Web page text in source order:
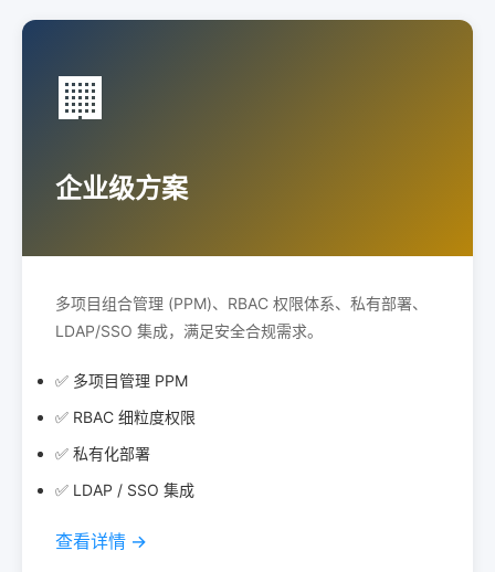
🏢
企业级方案
多项目组合管理 (PPM)、RBAC 权限体系、私有部署、
LDAP/SSO 集成，满足安全合规需求。
✅ 多项目管理 PPM
✅ RBAC 细粒度权限
✅ 私有化部署
✅ LDAP / SSO 集成
查看详情 →